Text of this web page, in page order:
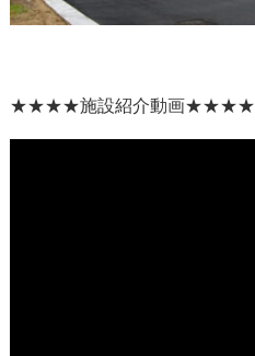
★★★★施設紹介動画★★★★